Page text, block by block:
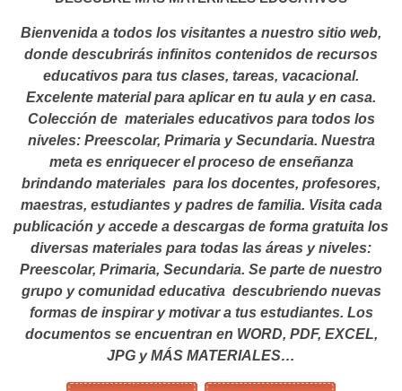
Bienvenida a todos los visitantes a nuestro sitio web,
donde descubrirás infinitos contenidos de recursos
educativos para tus clases, tareas, vacacional.
Excelente material para aplicar en tu aula y en casa.
Colección de materiales educativos para todos los
niveles: Preescolar, Primaria y Secundaria. Nuestra
meta es enriquecer el proceso de enseñanza
brindando materiales para los docentes, profesores,
maestras, estudiantes y padres de familia. Visita cada
publicación y accede a descargas de forma gratuita los
diversas materiales para todas las áreas y niveles:
Preescolar, Primaria, Secundaria. Se parte de nuestro
grupo y comunidad educativa descubriendo nuevas
formas de inspirar y motivar a tus estudiantes. Los
documentos se encuentran en WORD, PDF, EXCEL,
JPG y MÁS MATERIALES…